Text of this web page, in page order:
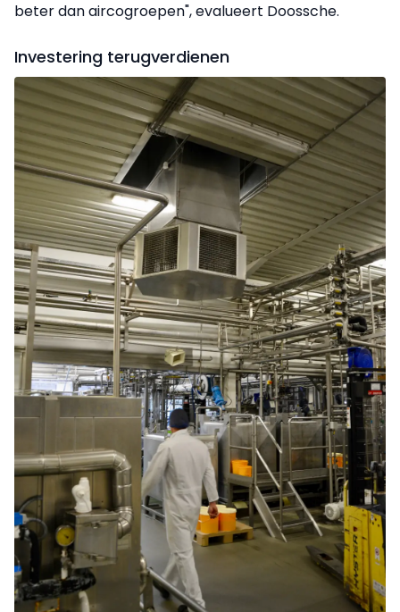
beter dan aircogroepen", evalueert Doossche.
Investering terugverdienen